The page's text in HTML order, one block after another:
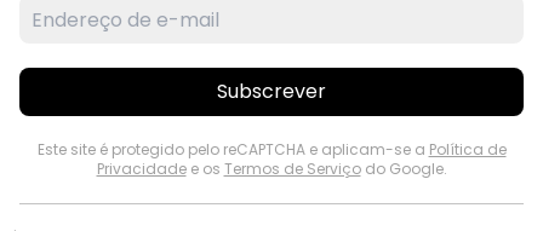
Subscrever
Este site é protegido pelo reCAPTCHA e aplicam-se a Política de
Privacidadee os Termos de Serviçodo Google.